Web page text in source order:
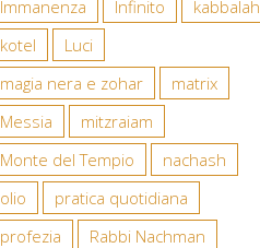
Immanenza
Infinito
kabbalah
kotel
Luci
magia nera e zohar
matrix
Messia
mitzraiam
Monte del Tempio
nachash
olio
pratica quotidiana
profezia
Rabbi Nachman